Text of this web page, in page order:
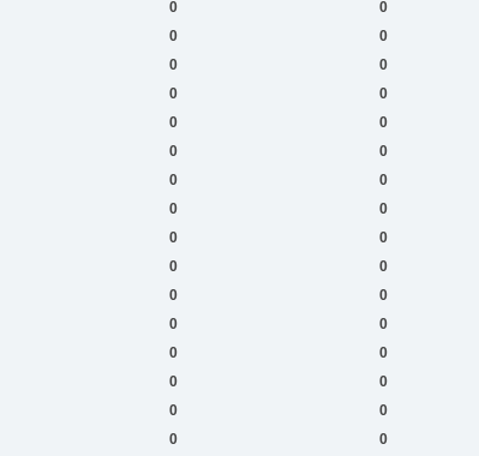
0
0
0
0
0
0
0
0
0
0
0
0
0
0
0
0
0
0
0
0
0
0
0
0
0
0
0
0
0
0
0
0